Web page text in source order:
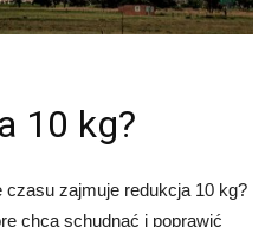
10 kg?
czasu zajmuje redukcja 10 kg?
chcą schudnąć i poprawić